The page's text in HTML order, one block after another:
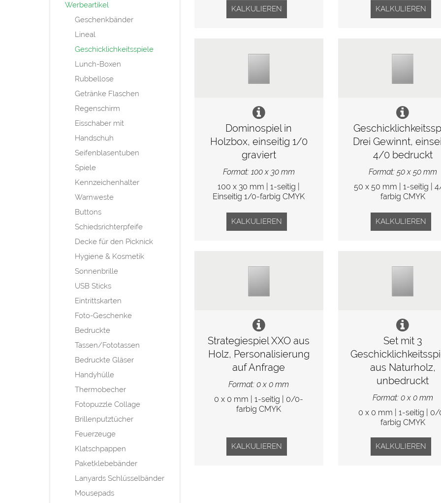
Werbeartikel
Geschenkbänder
Lineal
Geschicklichkeitsspiele
Lunch-Boxen
Rubbellose
Getränke Flaschen
Regenschirm
Eisschaber mit
Handschuh
Seifenblasentuben
Spiele
Kennzeichenhalter
Warnweste
Buttons
Schiedsrichterpfeife
Decke für den Picknick
Hygiene & Kosmetik
Sonnenbrille
USB Sticks
Eintrittskarten
Foto-Geschenke
Bedruckte
Tassen/Fototassen
Bedruckte Gläser
Handyhülle
Thermobecher
Fotopuzzle Collage
Brillenputztücher
Feuerzeuge
Klatschpappen
Paketklebebänder
Lanyards Schlüsselbänder
Mousepads
KALKULIEREN KALKULIEREN
Dominospiel in
Holzbox, einseitig 1/0
graviert
Format: 100 x 30 mm
100 x 30 mm | 1-seitig |
Einseitig 1/0-farbig CMYK
KALKULIEREN
Drei Gewinnt,
4/0 bedruckt
Format: 50 x 50 mm
50 x 50 mm | 1-seitig |
farbig CMYK
KALKULIEREN
Strategiespiel XXO aus
Holz, Personalisierung
auf Anfrage
Format: 0 x 0 mm
0 x 0 mm | 1-seitig | 0/0-
farbig CMYK
KALKULIEREN
Set mit 3
aus Naturholz,
unbedruckt
Format: 0 x 0 mm
0 x 0 mm | 1-seitig |
farbig CMYK
KALKULIEREN